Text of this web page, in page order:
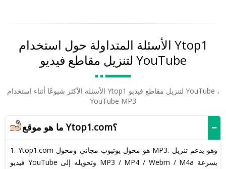
الأسئلة المتداولة حول استخدام Ytop1
لتنزيل مقاطع فيديو YouTube
الأسئلة الأكثر شيوعًا أثناء استخدام Ytop1 لتنزيل مقاطع فيديو YouTube ،
YouTube MP3
ما هو موقع Ytop1.com؟
1. Ytop1.com هو محول يوتيوب مجاني ومحول MP3. وهو يدعم تنزيل
فيديو YouTube وتحويله إلى MP3 / MP4 / Webm / M4a بسرعة